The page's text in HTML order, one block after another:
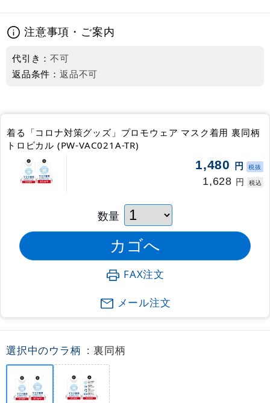
注意事項・ご案内
代引き：不可
返品条件： 返品不可
着る「コロナ対策グッズ」プロモウェア マスク着用 裏同柄
トロピカル (PW-VAC021A-TR)
1,480 円 税抜
1,628 円 税込
数量
FAX注文
メール注文
選択中のウラ柄 : 裏同柄